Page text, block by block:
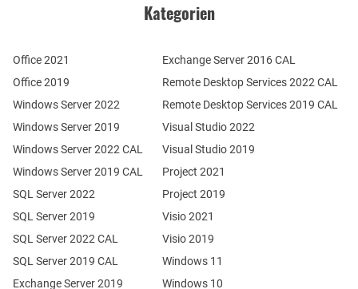
Kategorien
Office 2021
Office 2019
Windows Server 2022
Windows Server 2019
Exchange Server 2019
SQL Server 2022
SQL Server 2019
Windows Server 2022 CAL
Windows Server 2019 CAL
SQL Server 2022 CAL
SQL Server 2019 CAL
Remote Desktop Services 2022 CAL
Remote Desktop Services 2019 CAL
Exchange Server 2016 CAL
Visual Studio 2022
Visual Studio 2019
Project 2021
Project 2019
Visio 2021
Visio 2019
Windows 11
Windows 10